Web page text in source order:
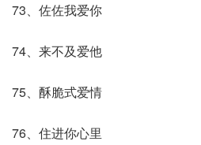
73、佐佐我爱你
74、来不及爱他
75、酥脆式爱情
76、住进你心里